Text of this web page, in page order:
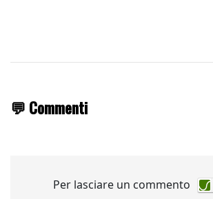
💬 Commenti